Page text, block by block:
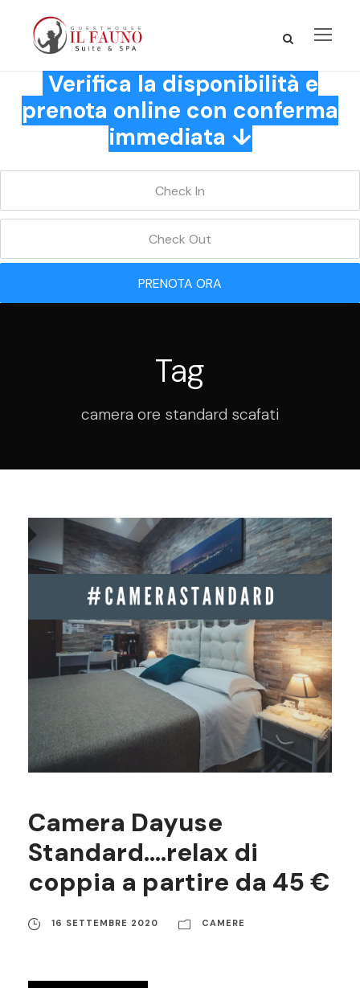
Verifica la disponibilità e
prenota online con conferma
immediata ↓
PRENOTA ORA
Tag
camera ore standard scafati
Camera Dayuse
Standard….relax di
coppia a partire da 45 €
16 SETTEMBRE 2020 CAMERE